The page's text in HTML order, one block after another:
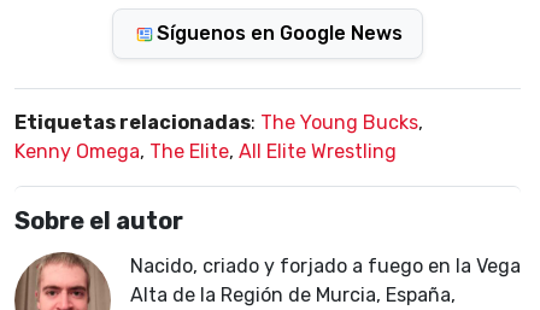
Síguenos en Google News
Etiquetas relacionadas: The Young Bucks,
Kenny Omega, The Elite, All Elite Wrestling
Sobre el autor
Nacido, criado y forjado a fuego en la Vega
Alta de la Región de Murcia, España,